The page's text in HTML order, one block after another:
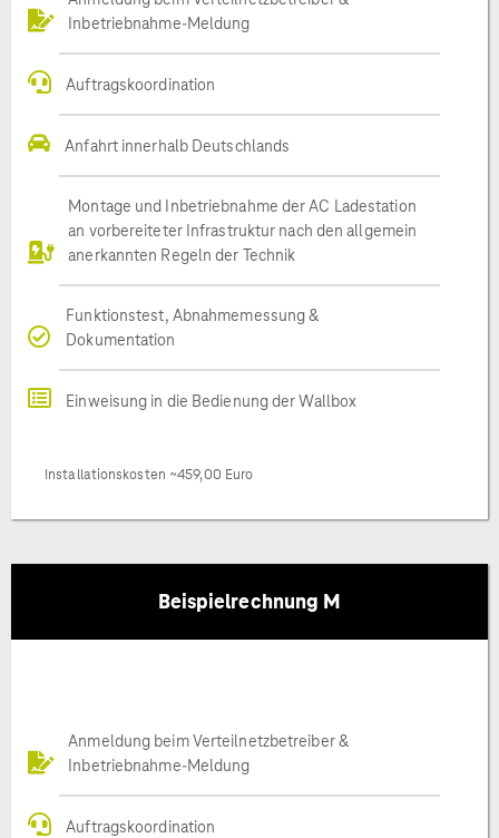
Inbetriebnahme-Meldung
Auftragskoordination
Anfahrt innerhalb Deutschlands
Montage und Inbetriebnahme der AC Ladestation
an vorbereiteter Infrastruktur nach den allgemein
anerkannten Regeln der Technik
Funktionstest, Abnahmemessung &
Dokumentation
Einweisung in die Bedienung der Wallbox
Installationskosten ~459,00 Euro
Beispielrechnung M
Anmeldung beim Verteilnetzbetreiber &
Inbetriebnahme-Meldung
Auftragskoordination